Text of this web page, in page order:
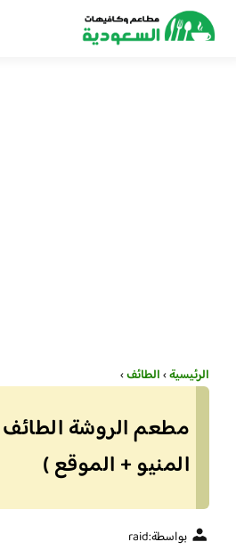
الرئيسية›الطائف›
مطعم الروشة الطائف
المنيو + الموقع )
بواسطة:raid